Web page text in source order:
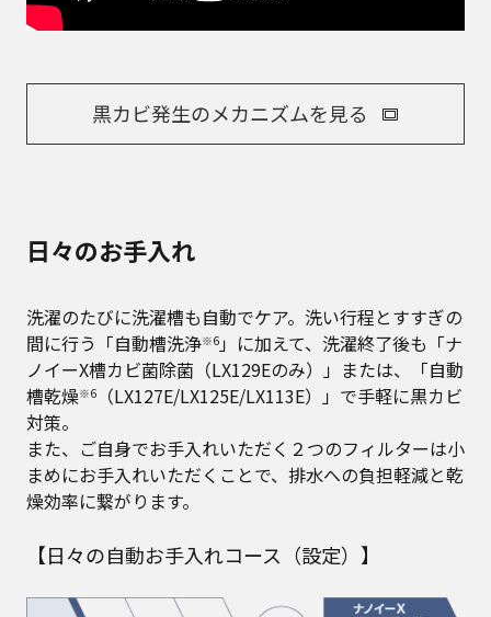
黒カビ発生のメカニズムを見る
日々のお手入れ
洗濯のたびに洗濯槽も自動でケア。洗い行程とすすぎの
間に行う「自動槽洗浄※6」に加えて、洗濯終了後も「ナ
ノイーX槽カビ菌除菌（LX129Eのみ）」または、「自動
槽乾燥※6
（LX127E/LX125E/LX113E）」で手軽に黒カビ
対策。
また、ご自身でお手入れいただく２つのフィルターは小
まめにお手入れいただくことで、排水への負担軽減と乾
燥効率に繋がります。
【日々の自動お手入れコース（設定）】